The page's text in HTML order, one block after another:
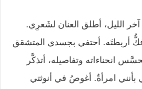
الليل، أطلق العنان لشَعرِي.
أربطتَه. أحتفي بجسدي المتشقق
انحناءاته وتفاصيله، أتذكَّر
امرأةٌ. أغوصُ في أنوثتي